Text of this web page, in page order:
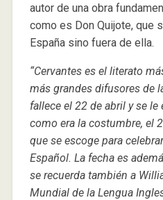
autor de una obra
como es Don Quijote, que
España sino fuera de ella.
“Cervantes es el literato
más grandes difusores de
fallece el 22 de abril y se
como era la costumbre, el
que se escoge para
Español. La fecha es
se recuerda también a
Mundial de la Lengua